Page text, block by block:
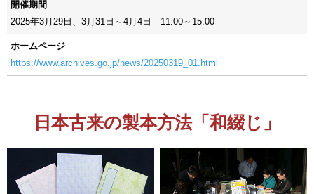
開催期間
2025年3月29日、3月31日～4月4日 11:00～15:00
ホームページ
https://www.archives.go.jp/news/20250319_01.html
日本古来の製本方法「和綴じ」